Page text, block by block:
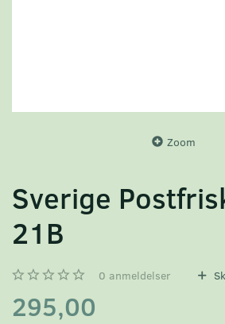
Zoom
Sverige
21B
0 anmeldelser
295,00